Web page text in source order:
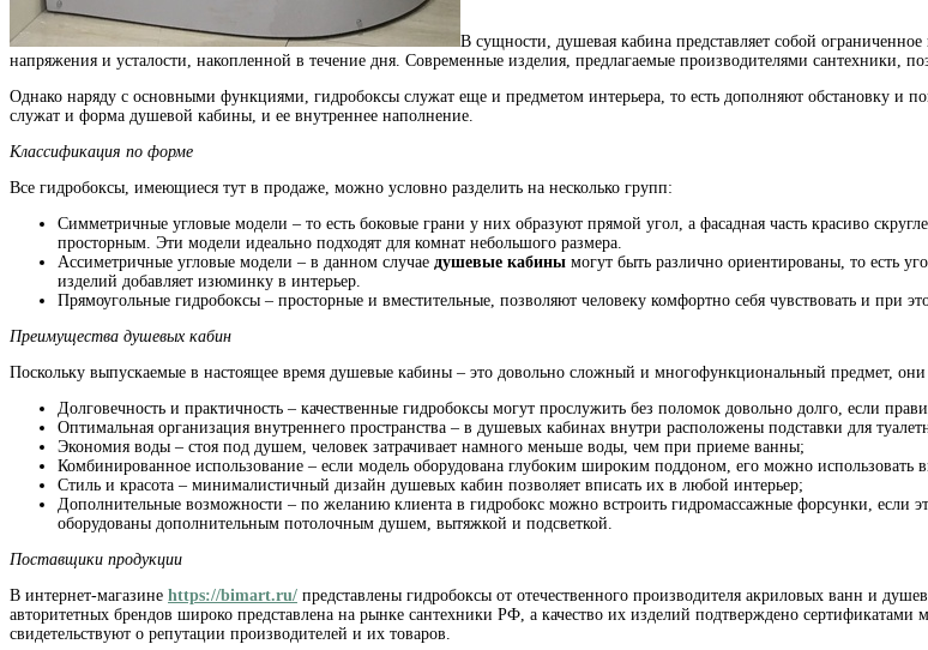
В сущности, душевая кабина представляет собой
напряжения и усталости, накопленной в течение дня. Современные изделия, предлагаемые производителями сантехники,
Однако наряду с основными функциями, гидробоксы служат еще и предметом интерьера, то есть дополняют обстановку и
служат и форма душевой кабины, и ее внутреннее наполнение.
Классификация по форме
Все гидробоксы, имеющиеся тут в продаже, можно условно разделить на несколько групп:
Симметричные угловые модели – то есть боковые грани у них образуют прямой угол, а фасадная часть красиво
просторным. Эти модели идеально подходят для комнат небольшого размера.
Ассиметричные угловые модели – в данном случае душевые кабины могут быть различно ориентированы, то есть
изделий добавляет изюминку в интерьер.
Прямоугольные гидробоксы – просторные и вместительные, позволяют человеку комфортно себя чувствовать и при
Преимущества душевых кабин
Поскольку выпускаемые в настоящее время душевые кабины – это довольно сложный и многофункциональный предмет,
Долговечность и практичность – качественные гидробоксы могут прослужить без поломок довольно долго, если
Оптимальная организация внутреннего пространства – в душевых кабинах внутри расположены подставки для
Экономия воды – стоя под душем, человек затрачивает намного меньше воды, чем при приеме ванны;
Комбинированное использование – если модель оборудована глубоким широким поддоном, его можно использовать
Стиль и красота – минималистичный дизайн душевых кабин позволяет вписать их в любой интерьер;
Дополнительные возможности – по желанию клиента в гидробокс можно встроить гидромассажные форсунки,
оборудованы дополнительным потолочным душем, вытяжкой и подсветкой.
Поставщики продукции
В интернет-магазине https://bimart.ru/ представлены гидробоксы от отечественного производителя акриловых ванн и
авторитетных брендов широко представлена на рынке сантехники РФ, а качество их изделий подтверждено
свидетельствуют о репутации производителей и их товаров.